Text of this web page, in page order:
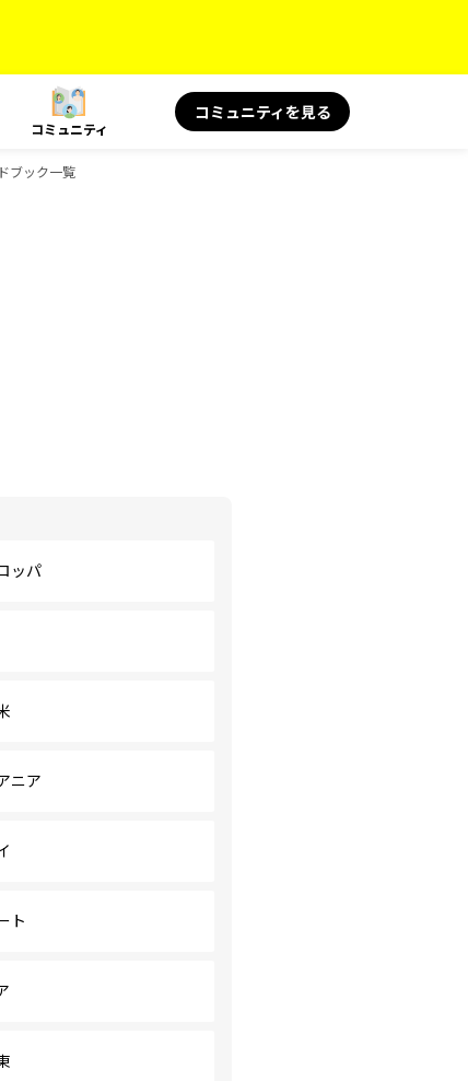
コミュニティ
コミュニティを見る
ブック一覧
ッパ
ニア
ト